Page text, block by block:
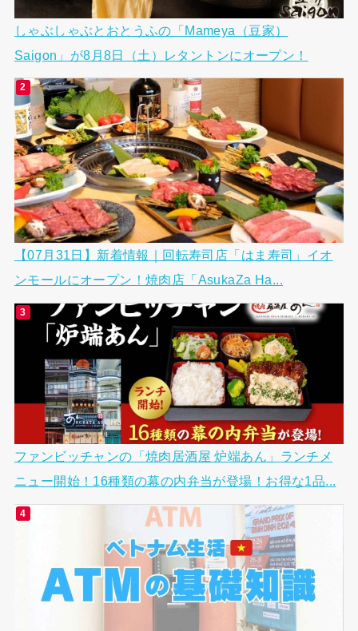
しゃぶしゃぶとおとうふの「Mameya（豆家）
Saigon」が8月8日（土）レタントンにオープン！
【07月31日】新着情報｜回転寿司店「はま寿司」イオ
ンモールにオープン！焼肉店「AsukaZa Ha...
ファンビッチャンの「焼肉居酒屋 炉端あん」ランチメ
ニュー開始！16種類の幕の内弁当が登場！お得な1品...